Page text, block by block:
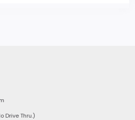
Drive Thru.)